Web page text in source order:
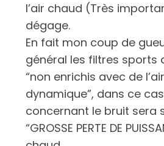
l’air chaud (Très
dégage.
En fait mon coup de
général les filtres sports
“non enrichis avec de
dynamique”, dans ce
concernant le bruit sera
“GROSSE PERTE DE